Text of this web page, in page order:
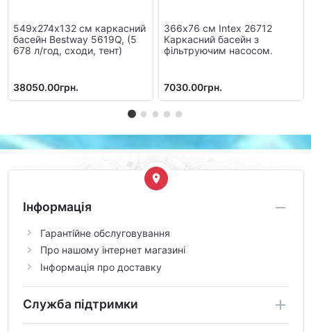
549х274х132 см каркасний
басейн Bestway 5619Q, (5
678 л/год, сходи, тент)
38050.00грн.
366х76 см Intex 26712
Каркасний басейн з
фільтруючим насосом.
7030.00грн.
Інформація
Гарантійне обслуговування
Про нашому інтернет магазині
Інформація про доставку
Служба підтримки